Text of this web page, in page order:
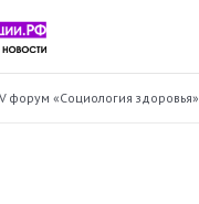
форум «Социология здоровья»